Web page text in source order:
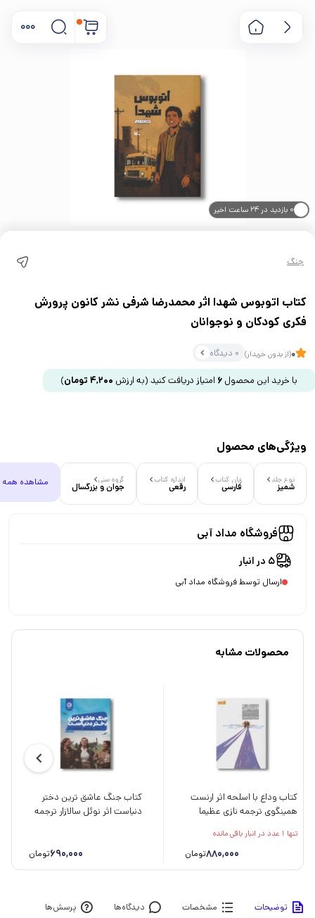
۰ بازدید در ۲۴ ساعت اخیر
جنگ
کتاب اتوبوس شهدا اثر محمدرضا شرفی نشر کانون پرورش
فکری کودکان و نوجوانان
0(از بدون خریدار) 0 دیدگاه
با خرید این محصول 6 امتیاز دریافت کنید (به ارزش 4,200 تومان)
ویژگی‌های محصول
نوع جلد
شمیز
زبان کتاب
فارسی
اندازه کتاب
رقعی
گروه سنی
جوان و بزرگسال مشاهده همه
فروشگاه مداد آبی
5 در انبار
ارسال توسط فروشگاه مداد آبی
محصولات مشابه
کتاب وداع با اسلحه اثر ارنست
همینگوی ترجمه نازی عظیما
تنها 1 عدد در انبار باقی مانده
880,000تومان
کتاب جنگ عاشق ترین دختر
دنیاست اثر نوئل سالازار ترجمه
690,000تومان
توضیحات مشخصات دیدگاه‌ها پرسش‌ها